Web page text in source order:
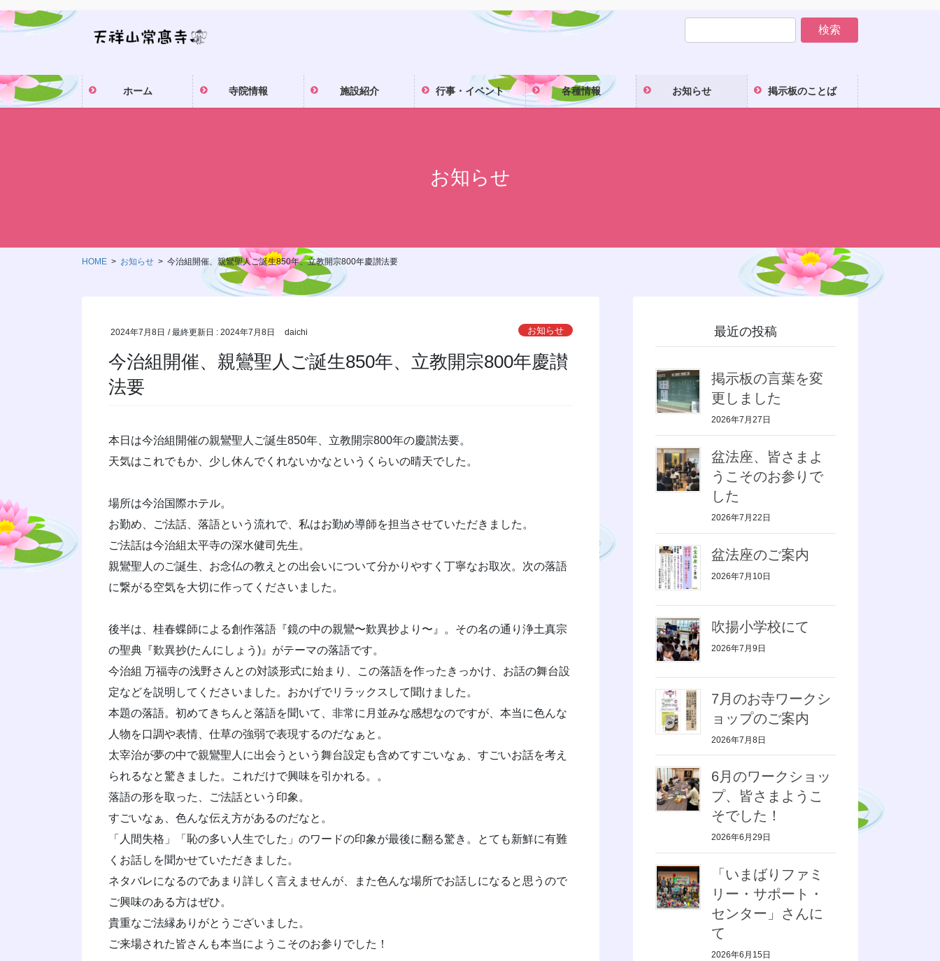
ン
ツ
に
移
ビ
シ
ョ
ン
ホーム 寺院情報 施設紹介 行事・イベント 各種情報 お知らせ 掲示板のことば
お知らせ
HOME お知らせ 今治組開催、親鸞聖人ご誕生850年、立教開宗800年慶讃法要
2024年7月8日 / 最終更新日 :2024年7月8日 daichi お知らせ
今治組開催、親鸞聖人ご誕生850年、立教開宗800年慶讃
法要
本日は今治組開催の親鸞聖人ご誕生850年、立教開宗800年の慶讃法要。
天気はこれでもか、少し休んでくれないかなというくらいの晴天でした。
場所は今治国際ホテル。
お勤め、ご法話、落語という流れで、私はお勤め導師を担当させていただきました。
ご法話は今治組太平寺の深水健司先生。
親鸞聖人のご誕生、お念仏の教えとの出会いについて分かりやすく丁寧なお取次。次の落語
に繋がる空気を大切に作ってくださいました。
後半は、桂春蝶師による創作落語『鏡の中の親鸞〜歎異抄より〜』。その名の通り浄土真宗
の聖典『歎異抄(たんにしょう)』がテーマの落語です。
今治組 万福寺の浅野さんとの対談形式に始まり、この落語を作ったきっかけ、お話の舞台設
定などを説明してくださいました。おかげでリラックスして聞けました。
本題の落語。初めてきちんと落語を聞いて、非常に月並みな感想なのですが、本当に色んな
人物を口調や表情、仕草の強弱で表現するのだなぁと。
太宰治が夢の中で親鸞聖人に出会うという舞台設定も含めてすごいなぁ、すごいお話を考え
られるなと驚きました。これだけで興味を引かれる。。
落語の形を取った、ご法話という印象。
すごいなぁ、色んな伝え方があるのだなと。
「人間失格」「恥の多い人生でした」のワードの印象が最後に翻る驚き。とても新鮮に有難
くお話しを聞かせていただきました。
ネタバレになるのであまり詳しく言えませんが、また色んな場所でお話しになると思うので
ご興味のある方はぜひ。
貴重なご法縁ありがとうございました。
ご来場された皆さんも本当にようこそのお参りでした！
最近の投稿
掲示板の言葉を変
更しました
2026年7月27日
盆法座、皆さまよ
うこそのお参りで
した
2026年7月22日
盆法座のご案内
2026年7月10日
吹揚小学校にて
2026年7月9日
7月のお寺ワークシ
ョップのご案内
2026年7月8日
6月のワークショッ
プ、皆さまようこ
そでした！
2026年6月29日
「いまばりファミ
リー・サポート・
センター」さんに
て
2026年6月15日